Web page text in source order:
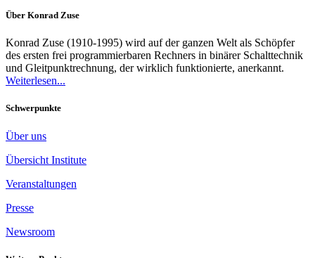
Über Konrad Zuse
Konrad Zuse (1910-1995) wird auf der ganzen Welt als Schöpfer
des ersten frei programmierbaren Rechners in binärer Schalttechnik
und Gleitpunktrechnung, der wirklich funktionierte, anerkannt.
Weiterlesen...
Schwerpunkte
Über uns
Übersicht Institute
Veranstaltungen
Presse
Newsroom